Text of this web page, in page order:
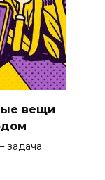
вещи
задача